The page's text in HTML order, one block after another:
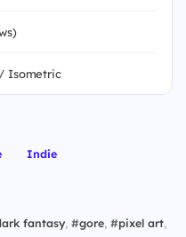
Isometric
Indie
fantasy, #gore, #pixel art,